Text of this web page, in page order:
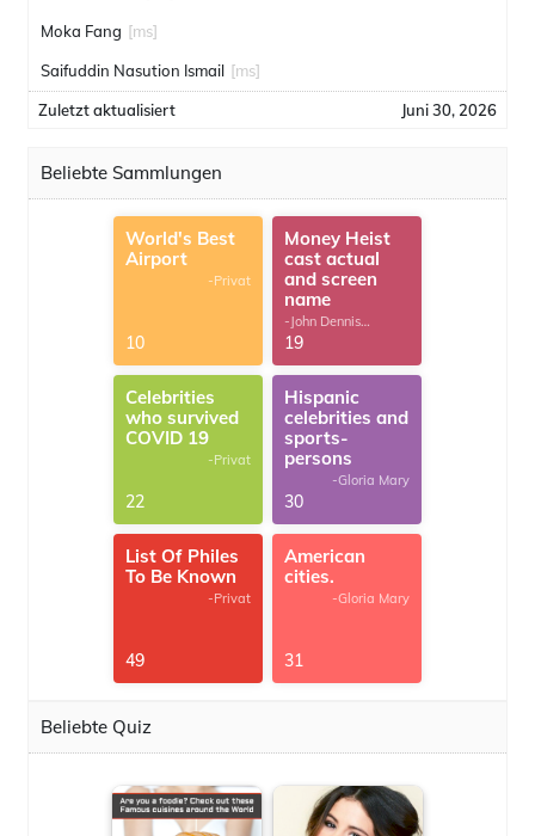
Moka Fang [ms]
Saifuddin Nasution Ismail [ms]
Zuletzt aktualisiert Juni 30, 2026
Beliebte Sammlungen
World's Best
Airport
-Privat
10
Money Heist
cast actual
and screen
name
-John Dennis
G.Thomas
19
Celebrities
who survived
COVID 19
-Privat
22
Hispanic
celebrities and
sports-
persons
-Gloria Mary
30
List Of Philes
To Be Known
-Privat
49
American
cities.
-Gloria Mary
31
Beliebte Quiz